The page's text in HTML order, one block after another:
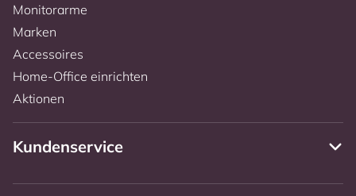
Monitorarme
Marken
Accessoires
Home-Office einrichten
Aktionen
Kundenservice